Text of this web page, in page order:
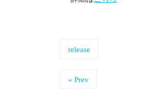
release
« Prev